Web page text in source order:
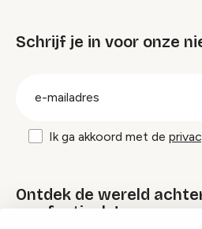
Schrijf je in voor onze
Ik ga akkoord met de
Ontdek de wereld
van festivals!